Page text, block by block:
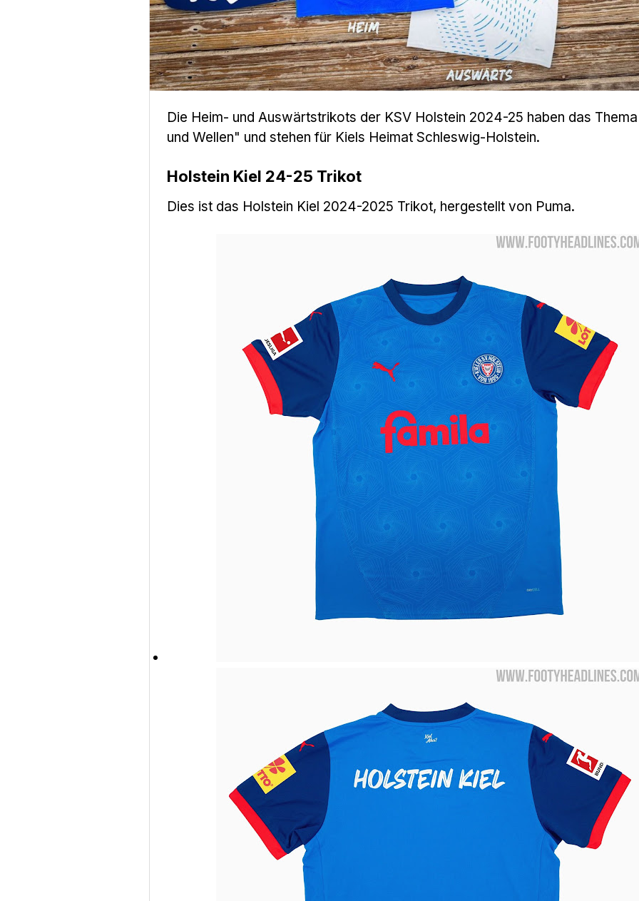
Die Heim- und Auswärtstrikots der KSV Holstein 2024-25 haben das
und Wellen" und stehen für Kiels Heimat Schleswig-Holstein.
Holstein Kiel 24-25 Trikot
Dies ist das Holstein Kiel 2024-2025 Trikot, hergestellt von Puma.